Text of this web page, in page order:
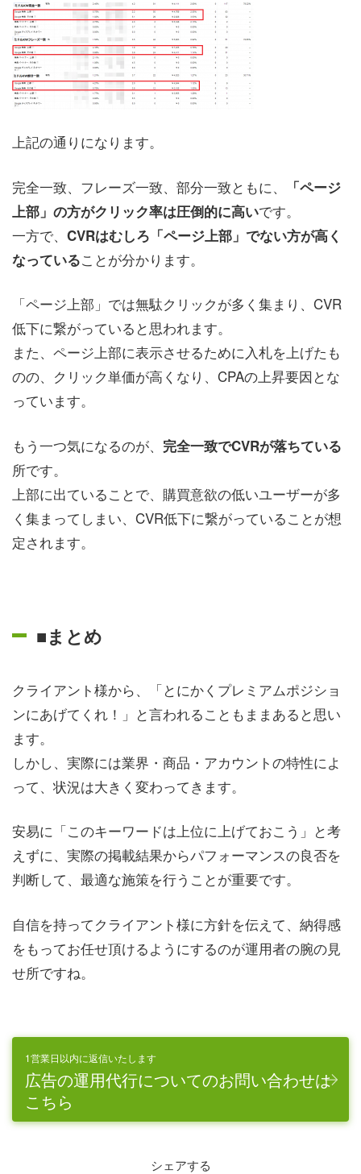
上記の通りになります。
完全一致、フレーズ一致、部分一致ともに、
「ページ
上部」の方がクリック率は圧倒的に高いです。
一方で、 CVRはむしろ「ページ上部」でない方が高く
なっていることが分かります。
「ページ上部」では無駄クリックが多く集まり、CVR
低下に繋がっていると思われます。
また、ページ上部に表示させるために入札を上げたも
のの、クリック単価が高くなり、CPAの上昇要因とな
っています。
もう一つ気になるのが、 完全一致でCVRが落ちている
所です。
上部に出ていることで、購買意欲の低いユーザーが多
く集まってしまい、CVR低下に繋がっていることが想
定されます。
■まとめ
クライアント様から、「とにかくプレミアムポジショ
ンにあげてくれ！」と言われることもままあると思い
ます。
しかし、実際には業界・商品・アカウントの特性によ
って、状況は大きく変わってきます。
安易に「このキーワードは上位に上げておこう」と考
えずに、実際の掲載結果からパフォーマンスの良否を
判断して、最適な施策を行うことが重要です。
自信を持ってクライアント様に方針を伝えて、納得感
をもってお任せ頂けるようにするのが運用者の腕の見
せ所ですね。
1営業日以内に返信いたします
広告の運用代行についてのお問い合わせは
こちら
シェアする